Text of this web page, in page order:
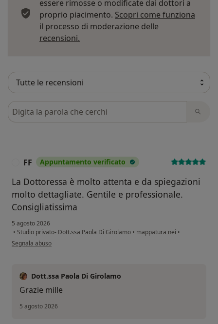
essere rimosse o modificate dai dottori a
proprio piacimento. Scopri come funziona
il processo di moderazione delle
recensioni.
Cerca nelle recensioni
FF Appuntamento verificato
La Dottoressa è molto attenta e da spiegazioni
molto dettagliate. Gentile e professionale.
Consigliatissima
5 agosto 2026
• Studio privato- Dott.ssa Paola Di Girolamo • mappatura nei •
secondo l'opinione dell'utente FF
Segnala abuso
Dott.ssa Paola Di Girolamo
Grazie mille
5 agosto 2026